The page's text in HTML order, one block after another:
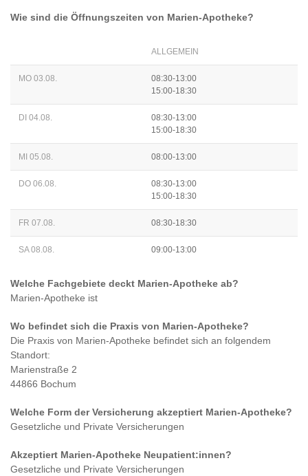
Wie sind die Öffnungszeiten von Marien-Apotheke?
ALLGEMEIN
MO 03.08.
08:30-13:00
15:00-18:30
DI 04.08.
08:30-13:00
15:00-18:30
MI 05.08. 08:00-13:00
DO 06.08.
08:30-13:00
15:00-18:30
FR 07.08. 08:30-18:30
SA 08.08. 09:00-13:00
Welche Fachgebiete deckt Marien-Apotheke ab?
Marien-Apotheke ist
Wo befindet sich die Praxis von Marien-Apotheke?
Die Praxis von Marien-Apotheke befindet sich an folgendem
Standort:
Marienstraße 2
44866 Bochum
Welche Form der Versicherung akzeptiert Marien-Apotheke?
Gesetzliche und Private Versicherungen
Akzeptiert Marien-Apotheke Neupatient:innen?
Gesetzliche und Private Versicherungen